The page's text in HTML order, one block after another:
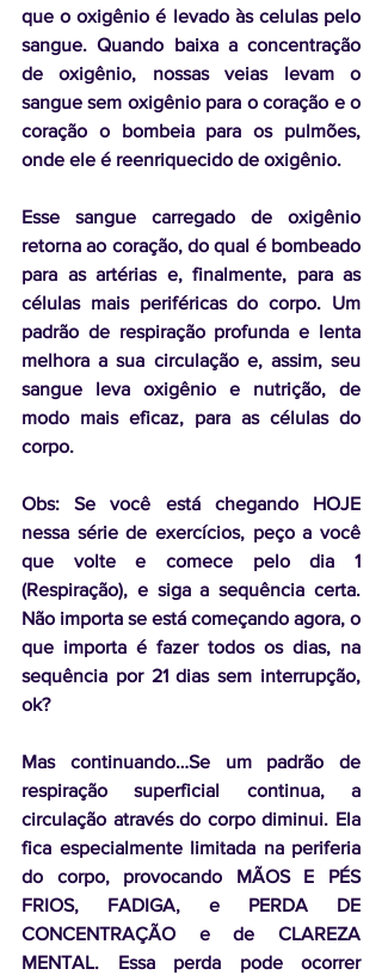
que o oxigênio é levado às celulas pelo
sangue. Quando baixa a concentração
de oxigênio, nossas veias levam o
sangue sem oxigênio para o coração e o
coração o bombeia para os pulmões,
onde ele é reenriquecido de oxigênio.
Esse sangue carregado de oxigênio
retorna ao coração, do qual é bombeado
para as artérias e, finalmente, para as
células mais periféricas do corpo. Um
padrão de respiração profunda e lenta
melhora a sua circulação e, assim, seu
sangue leva oxigênio e nutrição, de
modo mais eficaz, para as células do
corpo.
Obs: Se você está chegando HOJE
nessa série de exercícios, peço a você
que volte e comece pelo dia 1
(Respiração), e siga a sequência certa.
Não importa se está começando agora, o
que importa é fazer todos os dias, na
sequência por 21 dias sem interrupção,
ok?
Mas continuando…Se um padrão de
respiração superficial continua, a
circulação através do corpo diminui. Ela
fica especialmente limitada na periferia
do corpo, provocando MÃOS E PÉS
FRIOS, FADIGA, e PERDA DE
CONCENTRAÇÃO e de CLAREZA
MENTAL. Essa perda pode ocorrer